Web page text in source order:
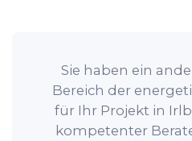
Sie haben ein
Bereich der
für Ihr Projekt in
kompetenter